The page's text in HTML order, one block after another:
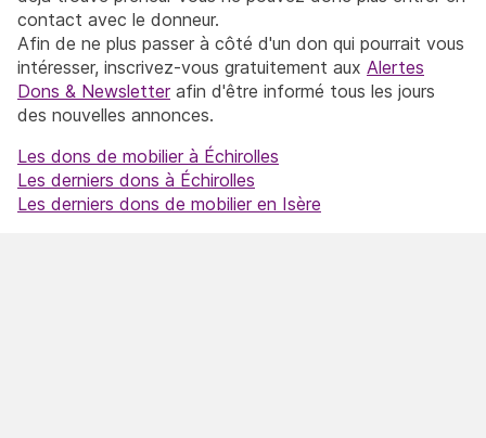
contact avec le donneur.
Afin de ne plus passer à côté d'un don qui pourrait vous
intéresser, inscrivez-vous gratuitement aux Alertes
Dons & Newsletterafin d'être informé tous les jours
des nouvelles annonces.
Les dons de mobilier à Échirolles
Les derniers dons à Échirolles
Les derniers dons de mobilier en Isère